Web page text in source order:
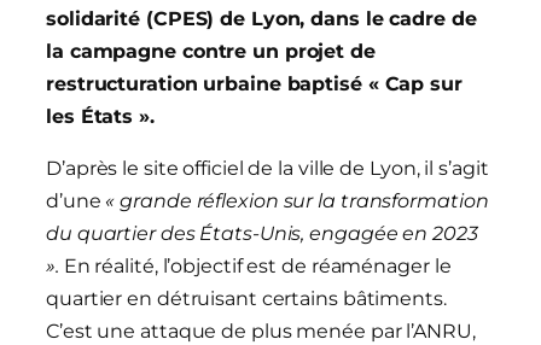
solidarité (CPES) de Lyon, dans le cadre de
la campagne contre un projet de
restructuration urbaine baptisé « Cap sur
les États ».
D’après le site officiel de la ville de Lyon, il s’agit
d’une « grande réflexion sur la transformation
du quartier des États-Unis, engagée en 2023
». En réalité, l’objectif est de réaménager le
quartier en détruisant certains bâtiments.
C’est une attaque de plus menée par l’ANRU,